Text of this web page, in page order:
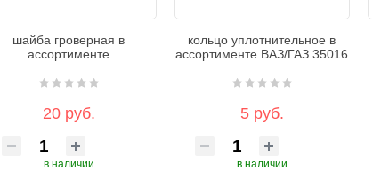
шайба гроверная в
ассортименте
20 руб.
в наличии
кольцо уплотнительное в
ассортименте ВАЗ/ГАЗ 35016
5 руб.
в наличии